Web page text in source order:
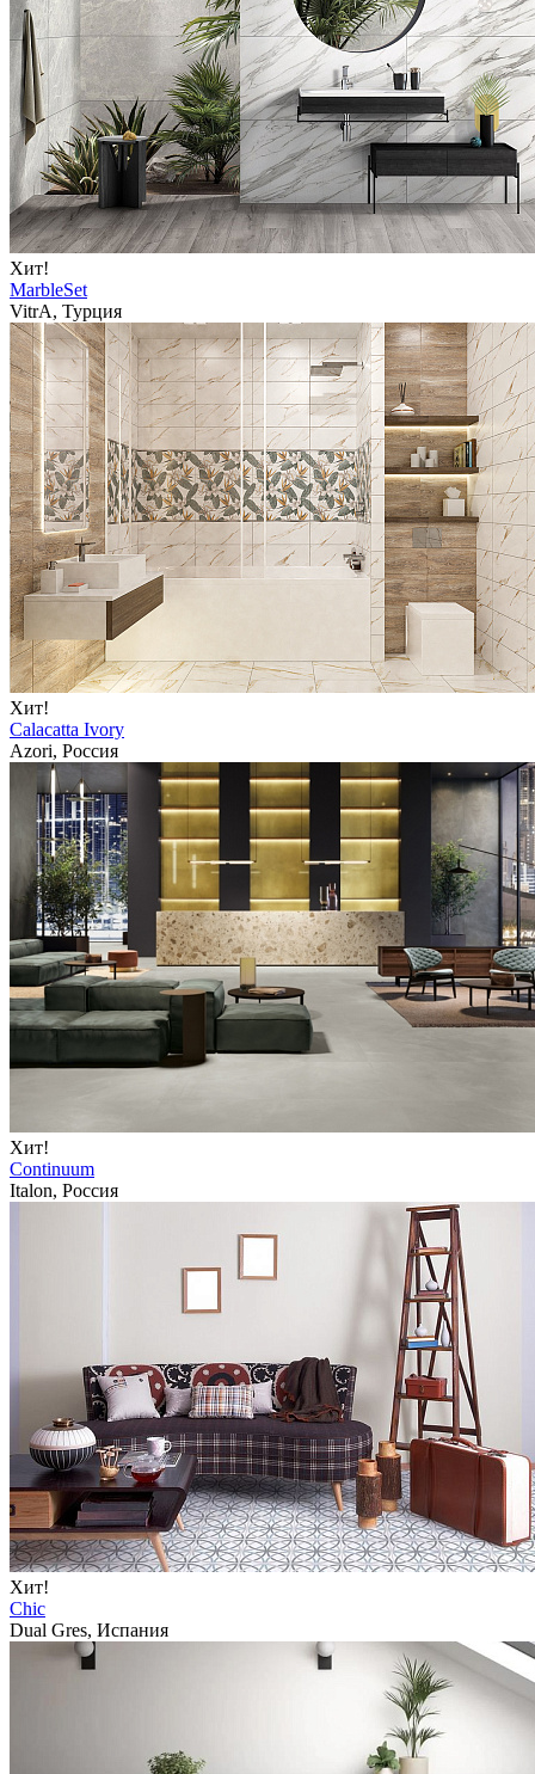
Хит!
MarbleSet
VitrA, Турция
Хит!
Calacatta Ivory
Azori, Россия
Хит!
Continuum
Italon, Россия
Хит!
Chic
Dual Gres, Испания